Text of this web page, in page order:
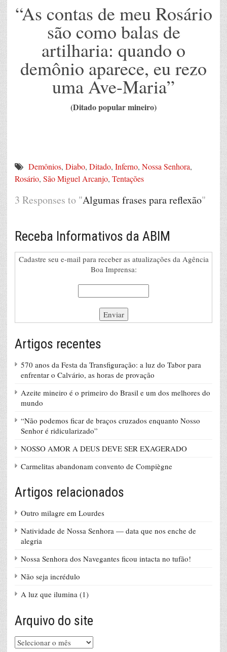
“As contas de meu Rosário
são como balas de
artilharia: quando o
demônio aparece, eu rezo
uma Ave-Maria”
(Ditado popular mineiro)
Demônios, Diabo, Ditado, Inferno, Nossa Senhora,
Rosário, São Miguel Arcanjo, Tentações
3 Responses to "Algumas frases para reflexão"
Receba Informativos da ABIM
Cadastre seu e-mail para receber as atualizações da Agência
Boa Imprensa:
Artigos recentes
570 anos da Festa da Transfiguração: a luz do Tabor para
enfrentar o Calvário, as horas de provação
Azeite mineiro é o primeiro do Brasil e um dos melhores do
mundo
“Não podemos ficar de braços cruzados enquanto Nosso
Senhor é ridicularizado”
NOSSO AMOR A DEUS DEVE SER EXAGERADO
Carmelitas abandonam convento de Compiègne
Artigos relacionados
Outro milagre em Lourdes
Natividade de Nossa Senhora — data que nos enche de
alegria
Nossa Senhora dos Navegantes ficou intacta no tufão!
Não seja incrédulo
A luz que ilumina (1)
Arquivo do site
Arquivo